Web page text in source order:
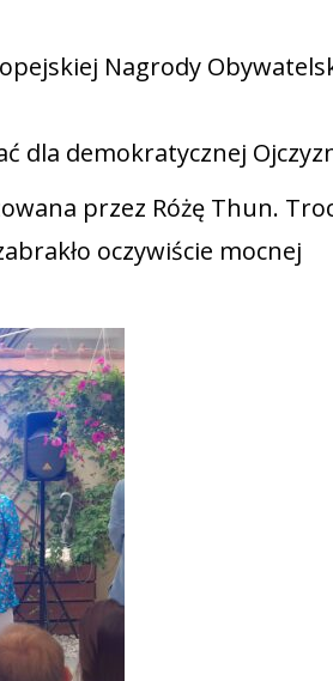
Nagrody
dla demokratycznej
przez Różę Thun.
oczywiście mocnej